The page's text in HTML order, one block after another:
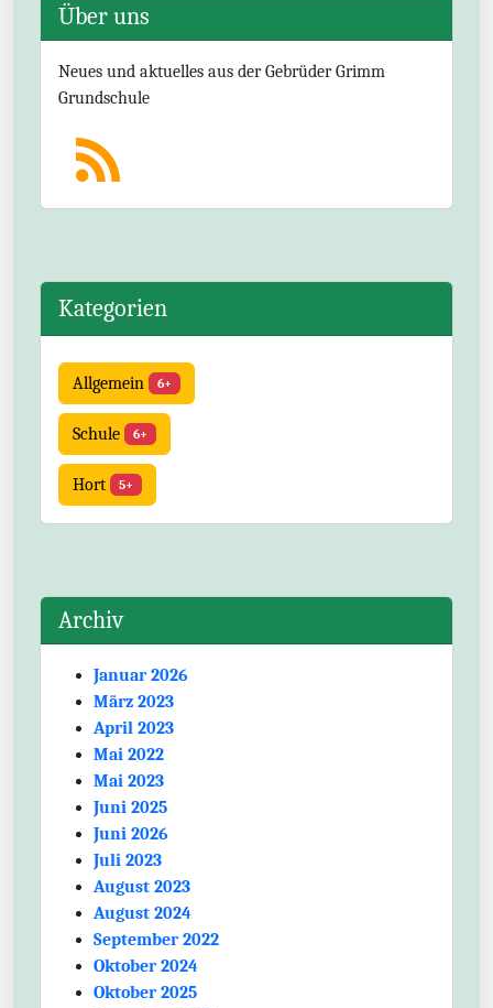
Über uns
Neues und aktuelles aus der Gebrüder Grimm
Grundschule
Kategorien
Allgemein 6+
Schule 6+
Hort 5+
Archiv
Januar 2026
März 2023
April 2023
Mai 2022
Mai 2023
Juni 2025
Juni 2026
Juli 2023
August 2023
August 2024
September 2022
Oktober 2024
Oktober 2025